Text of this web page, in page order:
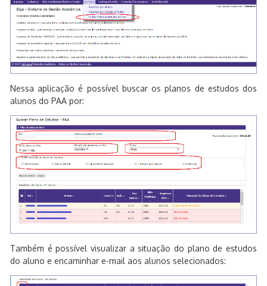
Nessa aplicação é possível buscar os planos de estudos dos
alunos do PAA por:
Também é possível visualizar a situação do plano de estudos
do aluno e encaminhar e-mail aos alunos selecionados: